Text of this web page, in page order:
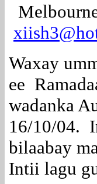
Waxay
ee
wadanka
16/10/04.
bilaabay
Intii lagu